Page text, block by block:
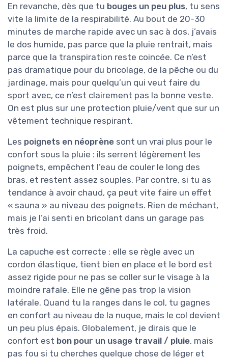
En revanche, dès que tu bouges un peu plus, tu sens
vite la limite de la respirabilité. Au bout de 20-30
minutes de marche rapide avec un sac à dos, j’avais
le dos humide, pas parce que la pluie rentrait, mais
parce que la transpiration reste coincée. Ce n’est
pas dramatique pour du bricolage, de la pêche ou du
jardinage, mais pour quelqu’un qui veut faire du
sport avec, ce n’est clairement pas la bonne veste.
On est plus sur une protection pluie/vent que sur un
vêtement technique respirant.
Les poignets en néoprène sont un vrai plus pour le
confort sous la pluie : ils serrent légèrement les
poignets, empêchent l’eau de couler le long des
bras, et restent assez souples. Par contre, si tu as
tendance à avoir chaud, ça peut vite faire un effet
« sauna » au niveau des poignets. Rien de méchant,
mais je l’ai senti en bricolant dans un garage pas
très froid.
La capuche est correcte : elle se règle avec un
cordon élastique, tient bien en place et le bord est
assez rigide pour ne pas se coller sur le visage à la
moindre rafale. Elle ne gêne pas trop la vision
latérale. Quand tu la ranges dans le col, tu gagnes
en confort au niveau de la nuque, mais le col devient
un peu plus épais. Globalement, je dirais que le
confort est bon pour un usage travail / pluie, mais
pas fou si tu cherches quelque chose de léger et